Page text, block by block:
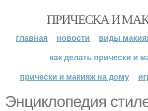
ПРИЧЕСКА И
главная новости
виды
как делать прически и
прически и макияж на дому
Энциклопедия